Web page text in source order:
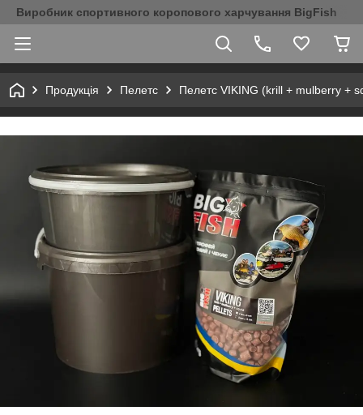
Виробник спортивного коропового харчування BigFish
Продукція Пелетс Пелетс VIKING (krill + mulberry +